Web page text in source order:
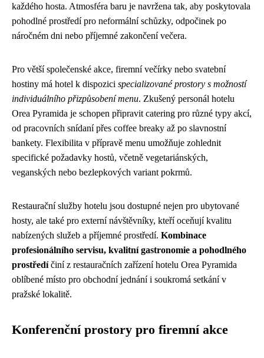
každého hosta. Atmosféra baru je navržena tak, aby poskytovala
pohodlné prostředí pro neformální schůzky, odpočinek po
náročném dni nebo příjemné zakončení večera.
Pro větší společenské akce, firemní večírky nebo svatební
hostiny má hotel k dispozici specializované prostory s možností
individuálního přizpůsobení menu. Zkušený personál hotelu
Orea Pyramida je schopen připravit catering pro různé typy akcí,
od pracovních snídaní přes coffee breaky až po slavnostní
bankety. Flexibilita v přípravě menu umožňuje zohlednit
specifické požadavky hostů, včetně vegetariánských,
veganských nebo bezlepkových variant pokrmů.
Restaurační služby hotelu jsou dostupné nejen pro ubytované
hosty, ale také pro externí návštěvníky, kteří oceňují kvalitu
nabízených služeb a příjemné prostředí. Kombinace
profesionálního servisu, kvalitní gastronomie a pohodlného
prostředíčiní z restauračních zařízení hotelu Orea Pyramida
oblíbené místo pro obchodní jednání i soukromá setkání v
pražské lokalitě.
Konferenční prostory pro firemní akce